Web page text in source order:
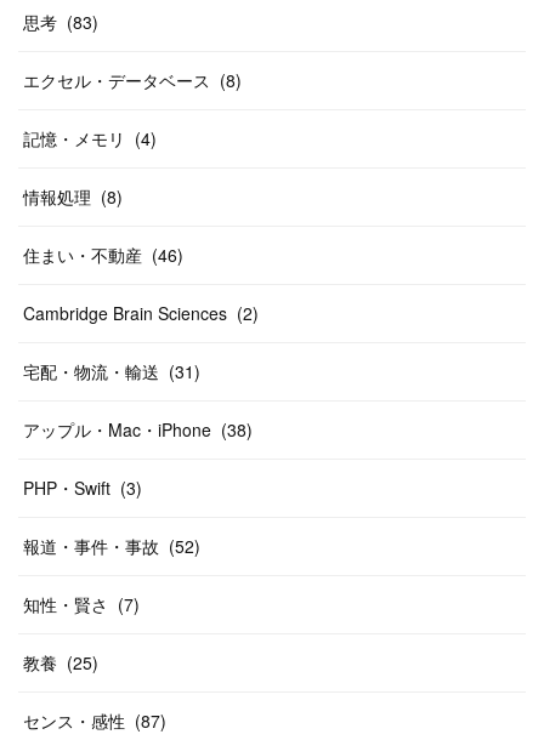
思考 (83)
エクセル・データベース (8)
記憶・メモリ (4)
情報処理 (8)
住まい・不動産 (46)
Cambridge Brain Sciences (2)
宅配・物流・輸送 (31)
アップル・Mac・iPhone (38)
PHP・Swift (3)
報道・事件・事故 (52)
知性・賢さ (7)
教養 (25)
センス・感性 (87)